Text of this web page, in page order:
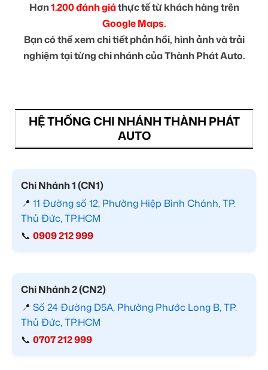
Hơn1.200 đánh giáthực tế từ khách hàng trên
Google Maps.
Bạn có thể xem chi tiết phản hồi, hình ảnh và trải
nghiệm tại từng chi nhánh của Thành Phát Auto.
HỆ THỐNG CHI NHÁNH THÀNH PHÁT
AUTO
Chi Nhánh 1 (CN1)
📍 11 Đường số 12, Phường Hiệp Bình Chánh, TP.
Thủ Đức, TP.HCM
📞 0909 212 999
Chi Nhánh 2 (CN2)
📍 Số 24 Đường D5A, Phường Phước Long B, TP.
Thủ Đức, TP.HCM
📞 0707 212 999